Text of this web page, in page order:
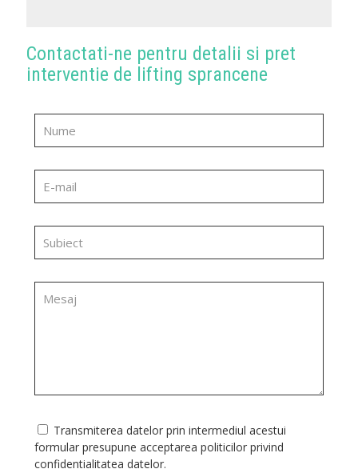
Contactati-ne pentru detalii si pret
interventie de lifting sprancene
Transmiterea datelor prin intermediul acestui
formular presupune acceptarea politicilor privind
confidentialitatea datelor.